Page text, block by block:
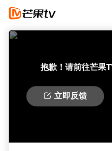
抱歉！请前往芒果
立即反馈